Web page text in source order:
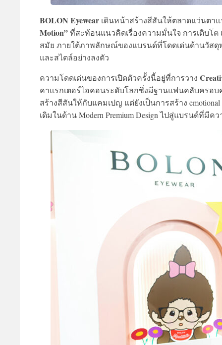
BOLON Eyewear เดินหน้าสร้างสีสันให้ตลาดแว่นตา
Motion”ที่สะท้อนแนวคิดเรื่องความมั่นใจ การเติบโ
สมัย ภายใต้ภาพลักษณ์ของแบรนด์ที่โดดเด่นด้านวัส
และสไตล์อย่างลงตัว
ความโดดเด่นของการเปิดตัวครั้งนี้อยู่ที่การวาง
คาแรกเตอร์ไอคอนระดับโลกซึ่งมีฐานแฟนคลับครอ
สร้างสีสันให้กับแคมเปญ แต่ยังเป็นการสร้าง
เดิมในด้าน Modern Premium Design ไปสู่แบรนด์ที่มี